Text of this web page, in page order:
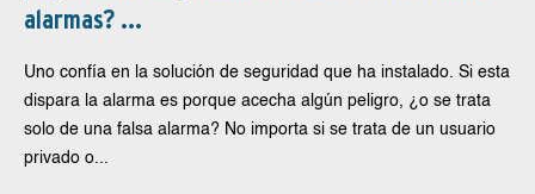
alarmas? ...
Uno confía en la solución de seguridad que ha instalado. Si esta
dispara la alarma es porque acecha algún peligro, ¿o se trata
solo de una falsa alarma? No importa si se trata de un usuario
privado o...